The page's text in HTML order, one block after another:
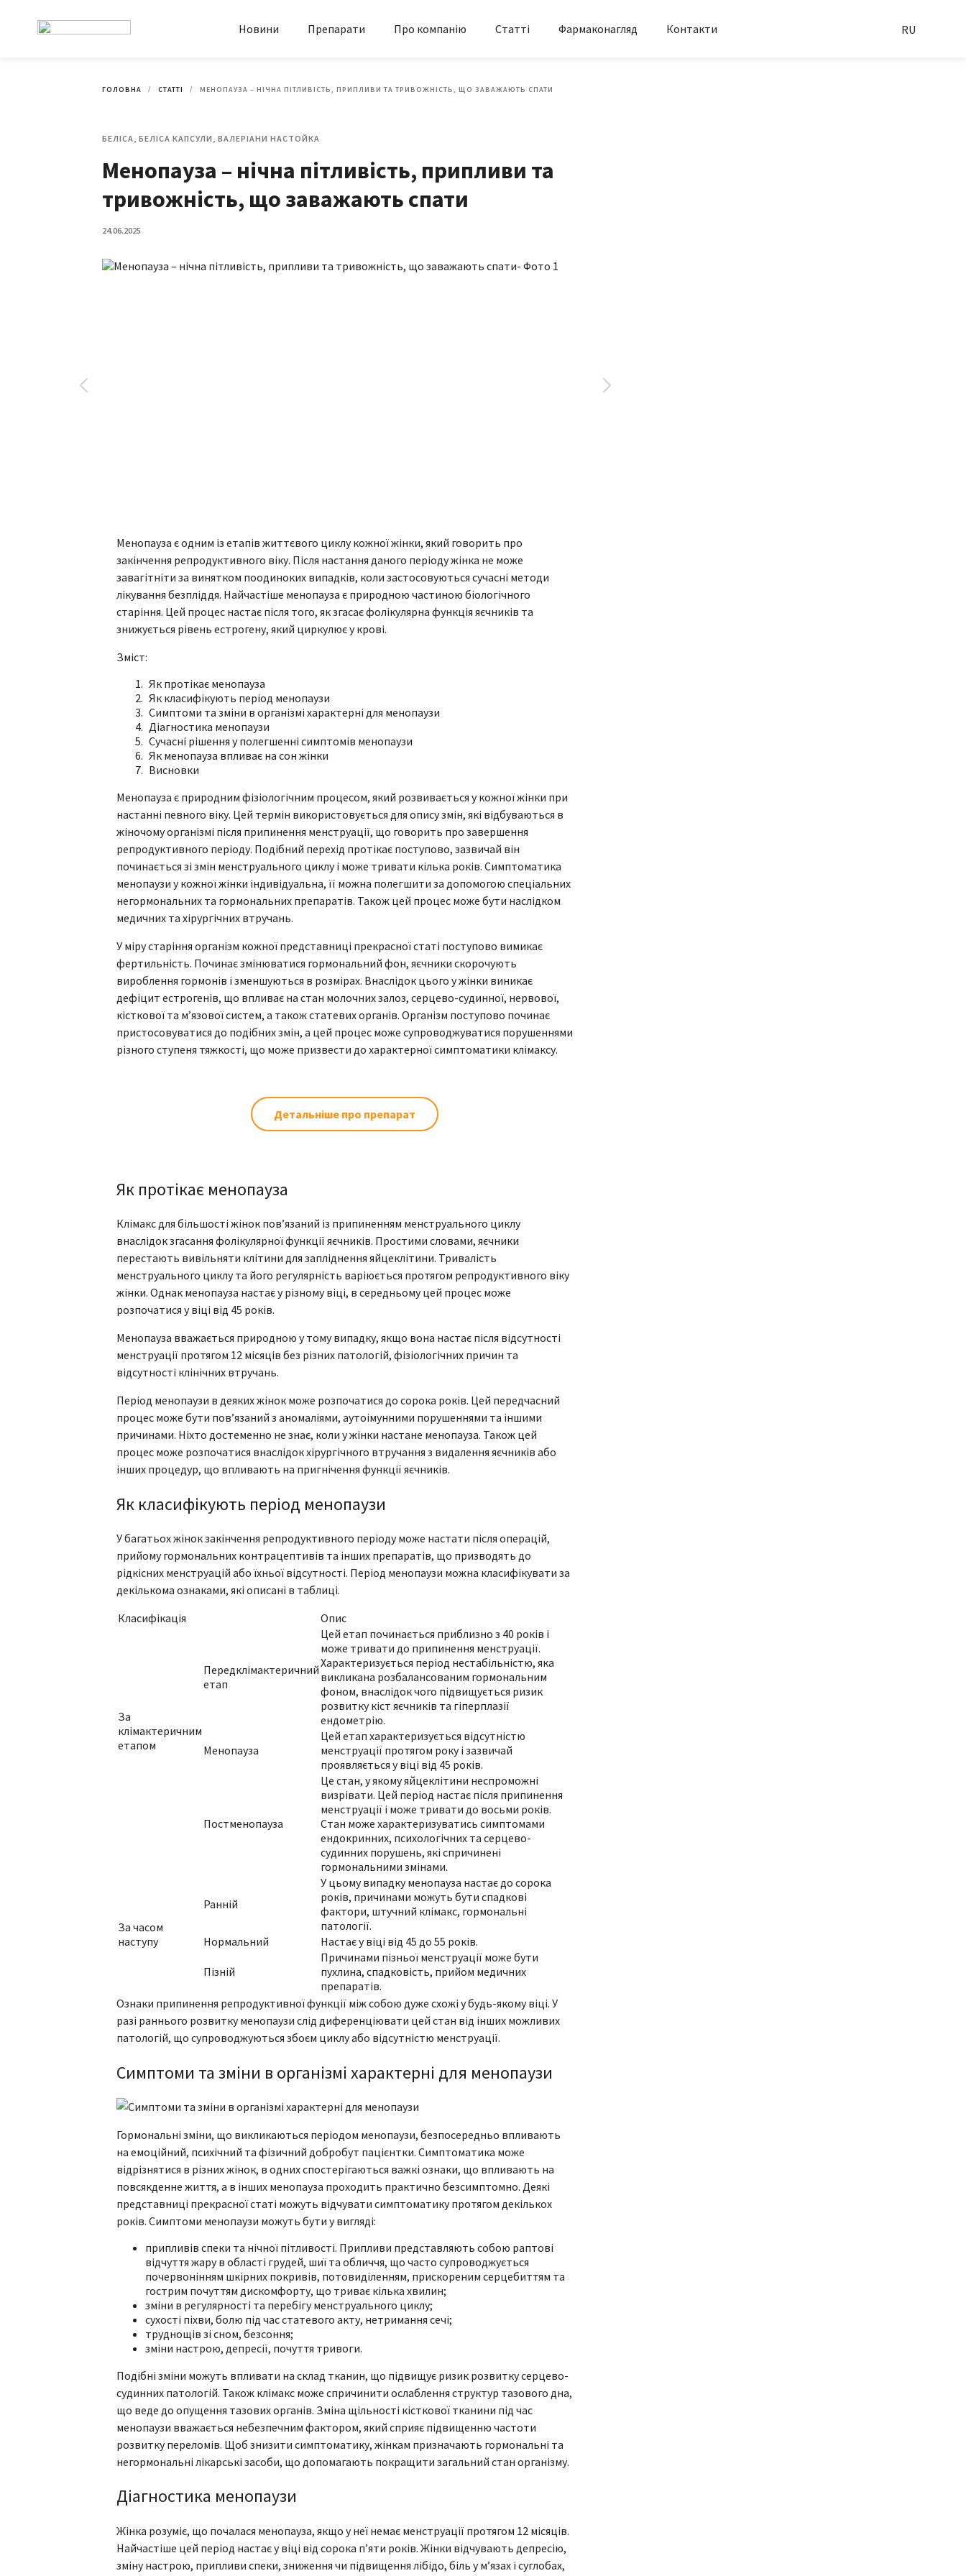
Новини Препарати Про компанію Статті Фармаконагляд Контакти RU
ГОЛОВНА СТАТТІ МЕНОПАУЗА – НІЧНА ПІТЛИВІСТЬ, ПРИПЛИВИ ТА ТРИВОЖНІСТЬ, ЩО ЗАВАЖАЮТЬ СПАТИ
БЕЛІСА, БЕЛІСА КАПСУЛИ, ВАЛЕРІАНИ НАСТОЙКА
Менопауза – нічна пітливість, припливи та
тривожність, що заважають спати
24.06.2025
Менопауза є одним із етапів життєвого циклу кожної жінки, який говорить про
закінчення репродуктивного віку. Після настання даного періоду жінка не може
завагітніти за винятком поодиноких випадків, коли застосовуються сучасні методи
лікування безпліддя. Найчастіше менопауза є природною частиною біологічного
старіння. Цей процес настає після того, як згасає фолікулярна функція яєчників та
знижується рівень естрогену, який циркулює у крові.
Зміст:
Як протікає менопауза
Як класифікують період менопаузи
Симптоми та зміни в організмі характерні для менопаузи
Діагностика менопаузи
Сучасні рішення у полегшенні симптомів менопаузи
Як менопауза впливає на сон жінки
Висновки
Менопауза є природним фізіологічним процесом, який розвивається у кожної жінки при
настанні певного віку. Цей термін використовується для опису змін, які відбуваються в
жіночому організмі після припинення менструації, що говорить про завершення
репродуктивного періоду. Подібний перехід протікає поступово, зазвичай він
починається зі змін менструального циклу і може тривати кілька років. Симптоматика
менопаузи у кожної жінки індивідуальна, її можна полегшити за допомогою спеціальних
негормональних та гормональних препаратів. Також цей процес може бути наслідком
медичних та хірургічних втручань.
У міру старіння організм кожної представниці прекрасної статі поступово вимикає
фертильність. Починає змінюватися гормональний фон, яєчники скорочують
вироблення гормонів і зменшуються в розмірах. Внаслідок цього у жінки виникає
дефіцит естрогенів, що впливає на стан молочних залоз, серцево-судинної, нервової,
кісткової та м’язової систем, а також статевих органів. Організм поступово починає
пристосовуватися до подібних змін, а цей процес може супроводжуватися порушеннями
різного ступеня тяжкості, що може призвести до характерної симптоматики клімаксу.
Детальніше про препарат
Як протікає менопауза
Клімакс для більшості жінок пов’язаний із припиненням менструального циклу
внаслідок згасання фолікулярної функції яєчників. Простими словами, яєчники
перестають вивільняти клітини для запліднення яйцеклітини. Тривалість
менструального циклу та його регулярність варіюється протягом репродуктивного віку
жінки. Однак менопауза настає у різному віці, в середньому цей процес може
розпочатися у віці від 45 років.
Менопауза вважається природною у тому випадку, якщо вона настає після відсутності
менструації протягом 12 місяців без різних патологій, фізіологічних причин та
відсутності клінічних втручань.
Період менопаузи в деяких жінок може розпочатися до сорока років. Цей передчасний
процес може бути пов’язаний з аномаліями, аутоімунними порушеннями та іншими
причинами. Ніхто достеменно не знає, коли у жінки настане менопауза. Також цей
процес може розпочатися внаслідок хірургічного втручання з видалення яєчників або
інших процедур, що впливають на пригнічення функції яєчників.
Як класифікують період менопаузи
У багатьох жінок закінчення репродуктивного періоду може настати після операцій,
прийому гормональних контрацептивів та інших препаратів, що призводять до
рідкісних менструацій або їхньої відсутності. Період менопаузи можна класифікувати за
декількома ознаками, які описані в таблиці.
Класифікація
Опис
За
клімактеричним
етапом
Передклімактеричний
етап
Цей етап починається приблизно з 40 років і
може тривати до припинення менструації.
Характеризується період нестабільністю, яка
викликана розбалансованим гормональним
фоном, внаслідок чого підвищується ризик
розвитку кіст яєчників та гіперплазії
ендометрію.
Менопауза
Цей етап характеризується відсутністю
менструації протягом року і зазвичай
проявляється у віці від 45 років.
Постменопауза
Це стан, у якому яйцеклітини неспроможні
визрівати. Цей період настає після припинення
менструації і може тривати до восьми років.
Стан може характеризуватись симптомами
ендокринних, психологічних та серцево-
судинних порушень, які спричинені
гормональними змінами.
За часом
наступу
Ранній
У цьому випадку менопауза настає до сорока
років, причинами можуть бути спадкові
фактори, штучний клімакс, гормональні
патології.
Нормальний
Настає у віці від 45 до 55 років.
Пізній
Причинами пізньої менструації може бути
пухлина, спадковість, прийом медичних
препаратів.
Ознаки припинення репродуктивної функції між собою дуже схожі у будь-якому віці. У
разі раннього розвитку менопаузи слід диференціювати цей стан від інших можливих
патологій, що супроводжуються збоєм циклу або відсутністю менструації.
Симптоми та зміни в організмі характерні для менопаузи
Гормональні зміни, що викликаються періодом менопаузи, безпосередньо впливають
на емоційний, психічний та фізичний добробут пацієнтки. Симптоматика може
відрізнятися в різних жінок, в одних спостерігаються важкі ознаки, що впливають на
повсякденне життя, а в інших менопауза проходить практично безсимптомно. Деякі
представниці прекрасної статі можуть відчувати симптоматику протягом декількох
років. Симптоми менопаузи можуть бути у вигляді:
припливів спеки та нічної пітливості. Припливи представляють собою раптові
відчуття жару в області грудей, шиї та обличчя, що часто супроводжується
почервонінням шкірних покривів, потовиділенням, прискореним серцебиттям та
гострим почуттям дискомфорту, що триває кілька хвилин;
зміни в регулярності та перебігу менструального циклу;
сухості піхви, болю під час статевого акту, нетримання сечі;
труднощів зі сном, безсоння;
зміни настрою, депресії, почуття тривоги.
Подібні зміни можуть впливати на склад тканин, що підвищує ризик розвитку серцево-
судинних патологій. Також клімакс може спричинити ослаблення структур тазового дна,
що веде до опущення тазових органів. Зміна щільності кісткової тканини під час
менопаузи вважається небезпечним фактором, який сприяє підвищенню частоти
розвитку переломів. Щоб знизити симптоматику, жінкам призначають гормональні та
негормональні лікарські засоби, що допомагають покращити загальний стан організму.
Діагностика менопаузи
Жінка розуміє, що почалася менопауза, якщо у неї немає менструації протягом 12 місяців.
Найчастіше цей період настає у віці від сорока п’яти років. Жінки відчувають депресію,
зміну настрою, припливи спеки, зниження чи підвищення лібідо, біль у м’язах і суглобах,